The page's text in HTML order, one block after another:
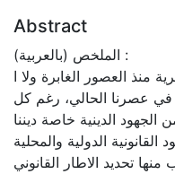
Abstract
الملخص (بالعربية) :
منذ العصور الغابرة ولا ا
عصرنا الحالي، رغم كل
الجهود الدينية خاصة ديننا
القانونية الدولية والمحلية.
تحديد الاطار القانوني